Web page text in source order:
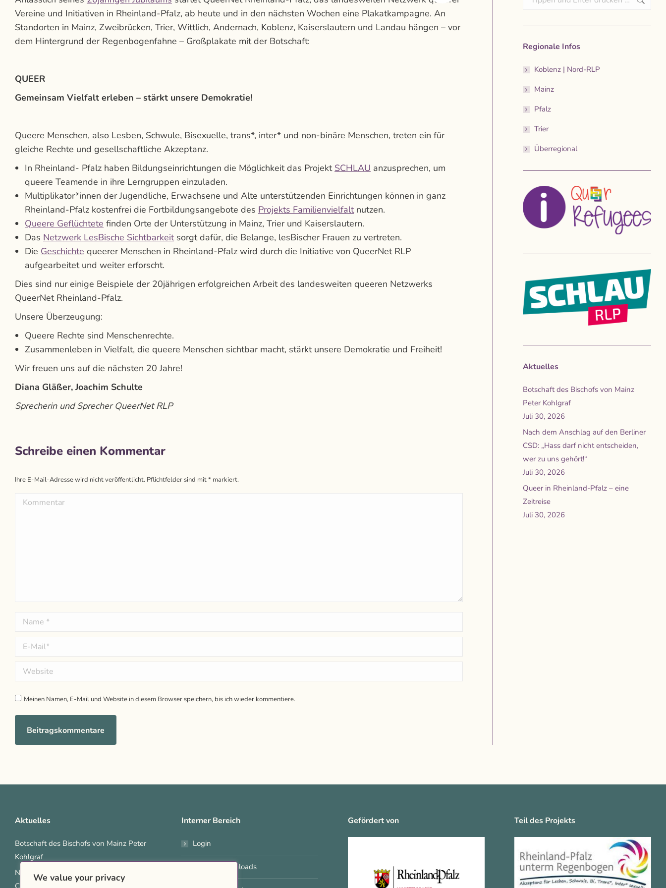
We value your privacy
Vereine und Initiativen in Rheinland-Pfalz, ab heute und in den nächsten Wochen eine Plakatkampagne. An
Standorten in Mainz, Zweibrücken, Trier, Wittlich, Andernach, Koblenz, Kaiserslautern und Landau hängen – vor
dem Hintergrund der Regenbogenfahne – Großplakate mit der Botschaft:
QUEER
Gemeinsam Vielfalt erleben – stärkt unsere Demokratie!
Queere Menschen, also Lesben, Schwule, Bisexuelle, trans*, inter* und non-binäre Menschen, treten ein für
gleiche Rechte und gesellschaftliche Akzeptanz.
In Rheinland- Pfalz haben Bildungseinrichtungen die Möglichkeit das Projekt SCHLAU anzusprechen, um
queere Teamende in ihre Lerngruppen einzuladen.
Multiplikator*innen der Jugendliche, Erwachsene und Alte unterstützenden Einrichtungen können in ganz
Rheinland-Pfalz kostenfrei die Fortbildungsangebote des Projekts Familienvielfaltnutzen.
Queere Geflüchtete finden Orte der Unterstützung in Mainz, Trier und Kaiserslautern.
Das Netzwerk LesBische Sichtbarkeitsorgt dafür, die Belange, lesBischer Frauen zu vertreten.
Die Geschichte queerer Menschen in Rheinland-Pfalz wird durch die Initiative von QueerNet RLP
aufgearbeitet und weiter erforscht.
Dies sind nur einige Beispiele der 20jährigen erfolgreichen Arbeit des landesweiten queeren Netzwerks
QueerNet Rheinland-Pfalz.
Unsere Überzeugung:
Queere Rechte sind Menschenrechte.
Zusammenleben in Vielfalt, die queere Menschen sichtbar macht, stärkt unsere Demokratie und Freiheit!
Wir freuen uns auf die nächsten 20 Jahre!
Diana Gläßer, Joachim Schulte
Sprecherin und Sprecher QueerNet RLP
Schreibe einen Kommentar
Ihre E-Mail-Adresse wird nicht veröffentlicht. Pflichtfelder sind mit* markiert.
Kommentar
Name *
E-Mail *
Website
Meinen Namen, E-Mail und Website in diesem Browser speichern, bis ich wieder kommentiere.
Beitragskommentare
Regionale Infos
Koblenz | Nord-RLP
Mainz
Pfalz
Trier
Überregional
Aktuelles
Botschaft des Bischofs von Mainz
Peter Kohlgraf
Juli 30, 2026
Nach dem Anschlag auf den Berliner
CSD: „Hass darf nicht entscheiden,
wer zu uns gehört!“
Juli 30, 2026
Queer in Rheinland-Pfalz – eine
Zeitreise
Juli 30, 2026
Aktuelles
Botschaft des Bischofs von Mainz Peter
Kohlgraf
Nach dem Anschlag auf den Berliner
CSD: „Hass darf nicht entscheiden, wer
Interner Bereich
Login
Interne Downloads
Gefördert von Teil des Projekts